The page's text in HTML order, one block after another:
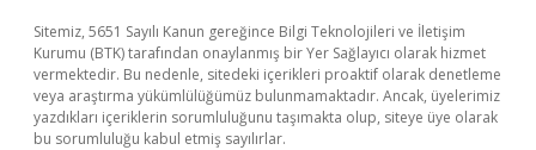
Sitemiz, 5651 Sayılı Kanun gereğince Bilgi Teknolojileri ve İletişim
Kurumu (BTK) tarafından onaylanmış bir Yer Sağlayıcı olarak hizmet
vermektedir. Bu nedenle, sitedeki içerikleri proaktif olarak denetleme
veya araştırma yükümlülüğümüz bulunmamaktadır. Ancak, üyelerimiz
yazdıkları içeriklerin sorumluluğunu taşımakta olup, siteye üye olarak
bu sorumluluğu kabul etmiş sayılırlar.